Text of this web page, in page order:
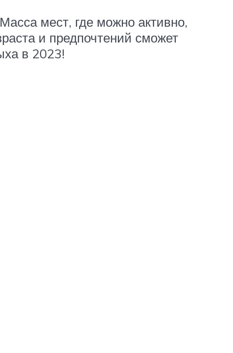
мест, где можно активно,
и предпочтений сможет
в 2023!